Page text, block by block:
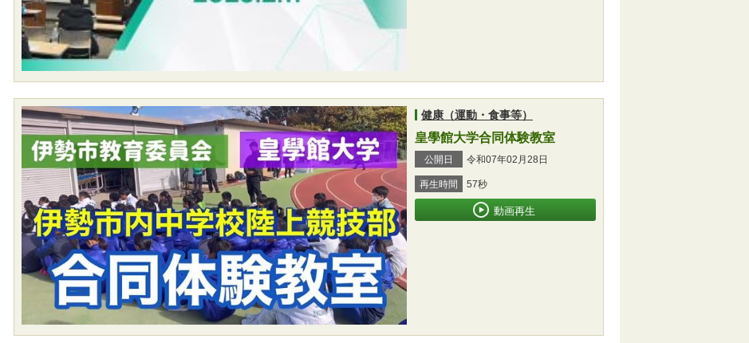
健康（運動・食事等）
皇學館大学合同体験教室
公開日 令和07年02月28日
再生時間 57秒
動画再生